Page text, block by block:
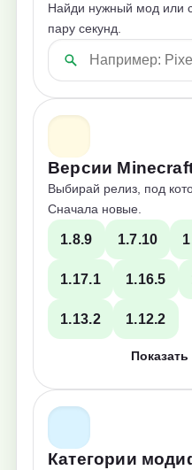
Найди нужный мод или
пару секунд.
Версии
Выбирай релиз, под
Сначала новые.
1.8.9 1.7.10
1.17.1 1.16.5
1.13.2 1.12.2
Категории